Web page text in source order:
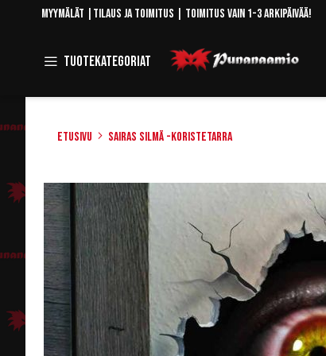
Skip
Myymälät Tilaus ja toimitus | Toimitus vain 1-3 arkipäivää!
Tuotekategoriat Toggle
Navigation
Etusivu Sairas silmä -koristetarra
Skip
to
the
end
of
the
images
gallery